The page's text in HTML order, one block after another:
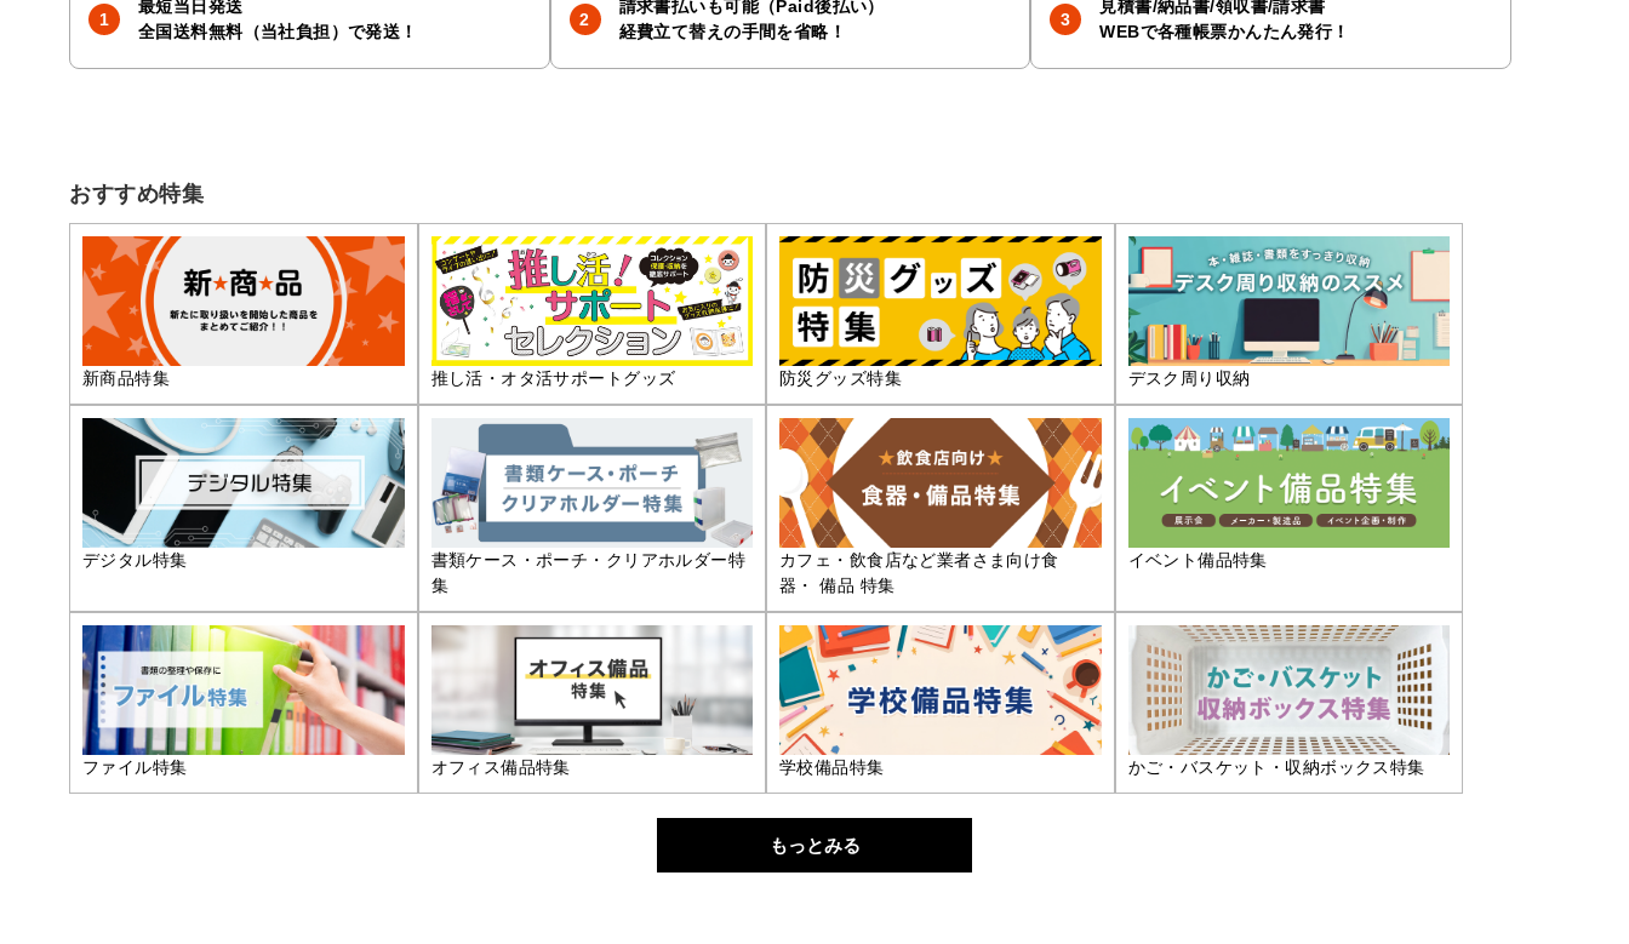
最短当日発送
全国送料無料（当社負担）で発送！
請求書払いも可能（Paid後払い）
経費立て替えの手間を省略！
見積書/納品書/領収書/請求書
WEBで各種帳票かんたん発行！
おすすめ特集
新商品特集 推し活・オタ活サポートグッズ 防災グッズ特集 デスク周り収納
デジタル特集
書類ケース・ポーチ・クリアホルダー特
集
カフェ・飲食店など業者さま向け食
器・ 備品 特集
イベント備品特集
ファイル特集 オフィス備品特集 学校備品特集 かご・バスケット・収納ボックス特集
もっとみる